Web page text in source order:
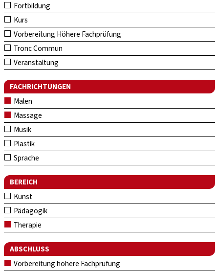
Fortbildung
Kurs
Vorbereitung Höhere Fachprüfung
Tronc Commun
Veranstaltung
FACHRICHTUNGEN
Malen
Massage
Musik
Plastik
Sprache
BEREICH
Kunst
Pädagogik
Therapie
ABSCHLUSS
Vorbereitung höhere Fachprüfung